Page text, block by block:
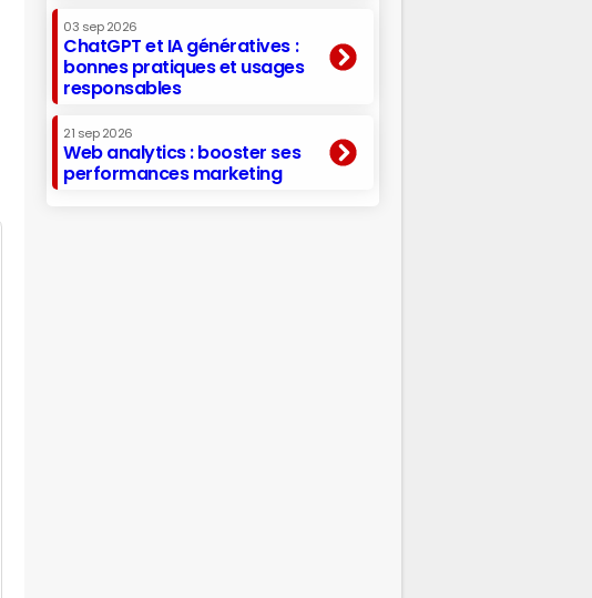
03 sep 2026
ChatGPT et IA génératives :
bonnes pratiques et usages
responsables
21 sep 2026
Web analytics : booster ses
performances marketing